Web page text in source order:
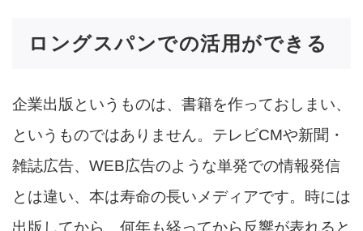
ロングスパンでの活用ができる
企業出版というものは、書籍を作っておしまい、
というものではありません。テレビCMや新聞・
雑誌広告、WEB広告のような単発での情報発信
とは違い、本は寿命の長いメディアです。時には
出版してから、何年も経ってから反響が表れると